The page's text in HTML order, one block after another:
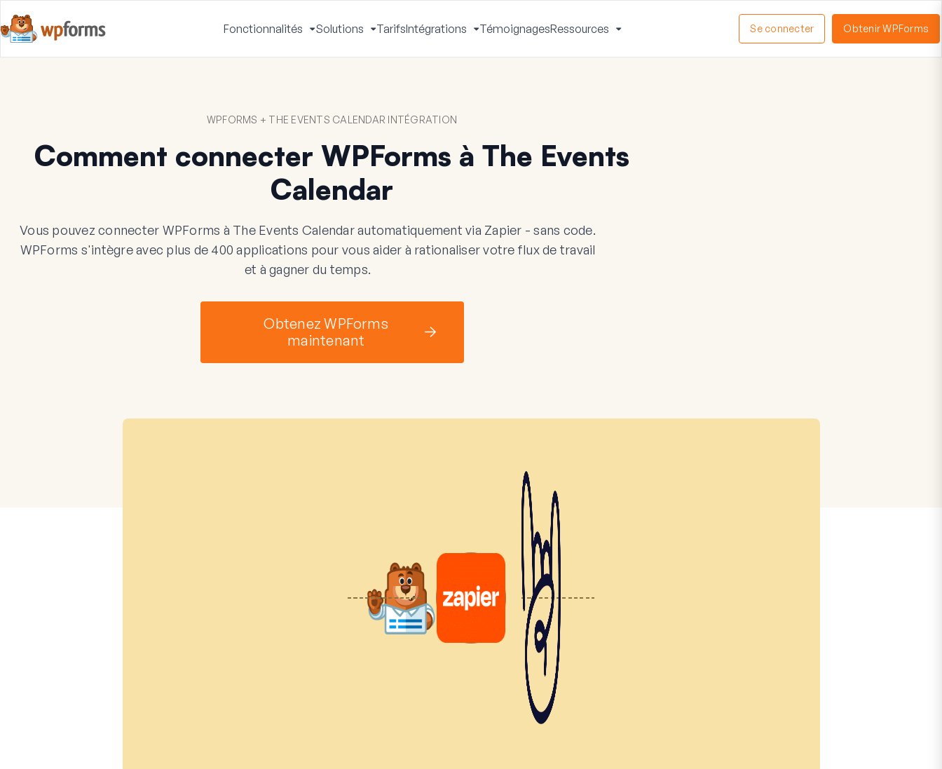
Fonctionnalités
Activer
le
Solutions
Activer
le
TarifsIntégrations
Activer
le
TémoignagesRessources
le
Se connecter Obtenir WPForms
WPFORMS + THE EVENTS CALENDAR INTÉGRATION
Comment connecter WPForms à The Events
Calendar
Vous pouvez connecter WPForms à The Events Calendar automatiquement via Zapier - sans code.
WPForms s'intègre avec plus de 400 applications pour vous aider à rationaliser votre flux de travail
et à gagner du temps.
Obtenez WPForms
maintenant